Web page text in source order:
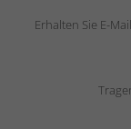
Erhalten Sie E-